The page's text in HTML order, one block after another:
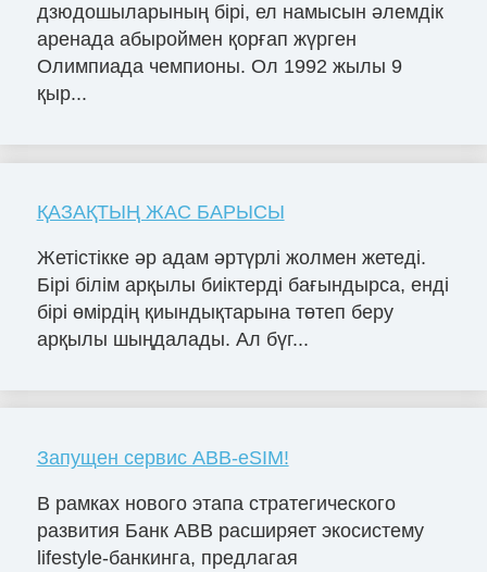
дзюдошыларының бірі, ел намысын әлемдік
аренада абыроймен қорғап жүрген
Олимпиада чемпионы. Ол 1992 жылы 9
қыр...
ҚАЗАҚТЫҢ ЖАС БАРЫСЫ
Жетістікке әр адам әртүрлі жолмен жетеді.
Бірі білім арқылы биіктерді бағындырса, енді
бірі өмірдің қиындықтарына төтеп беру
арқылы шыңдалады. Ал бүг...
Запущен сервис ABB-eSIM!
В рамках нового этапа стратегического
развития Банк ABB расширяет экосистему
lifestyle-банкинга, предлагая